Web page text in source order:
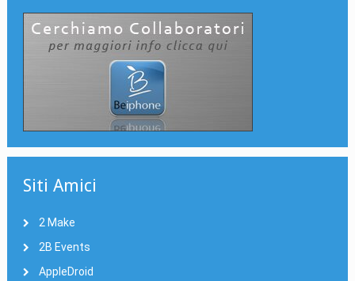
Siti Amici
2 Make
2B Events
AppleDroid